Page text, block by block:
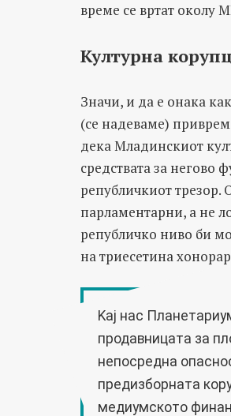
време се вртат околу
Културна
Значи, и да е онака
(се надеваме)
дека Младинскиот
средствата за негово
републичкиот трезор.
парламентарни, а не
републичко ниво би
на триесетина
Kај нас
продавницата за
непосредна
предизборната
медиумското